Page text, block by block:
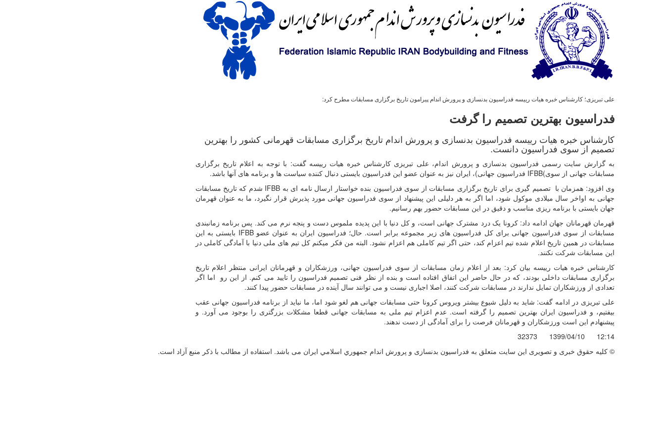
علی تبریزی؛ کارشناس خبره هیات رییسه فدراسیون بدنسازی و پرورش اندام پیرامون تاریخ برگزاری مسابقات مطرح کرد:
فدراسیون بهترین تصمیم را گرفت
کارشناس خبره هیات رییسه فدراسیون بدنسازی و پرورش اندام تاریخ برگزاری مسابقات قهرمانی کشور را بهترین
تصمیم از سوی فدراسیون دانست.
به گزارش سایت رسمی فدراسیون بدنسازی و پرورش اندام، علی تبریزی کارشناس خبره هیات رییسه گفت: با توجه به اعلام تاریخ برگزاری
مسابقات جهانی از سویIFBB( فدراسیون جهانی)، ایران نیز به عنوان عضو این فدراسیون بایستی دنبال کننده سیاست ها و برنامه های آنها باشد.
وی افزود: همزمان با تصمیم گیری برای تاریخ برگزاری مسابقات از سوی فدراسیون بنده خواستار ارسال نامه ای به IFBB شدم که تاریخ مسابقات
جهانی به اواخر سال میلادی موکول شود، اما اگر به هر دلیلی این پیشنهاد از سوی فدراسیون جهانی مورد پذیرش قرار نگیرد، ما به عنوان قهرمان
جهان بایستی با برنامه ریزی مناسب و دقیق در این مسابقات حضور بهم رسانیم.
قهرمان قهرمانان جهان ادامه داد: کرونا یک درد مشترک جهانی است، و کل دنیا با این پدیده ملموس دست و پنجه نرم می کند. پس برنامه زمانبندی
مسابقات از سوی فدراسیون جهانی برای کل فدراسیون های زیر مجموعه برابر است. حال؛ فدراسیون ایران به عنوان عضو IFBB بایستی به این
مسابقات در همین تاریخ اعلام شده تیم اعزام کند، حتی اگر تیم کاملی هم اعزام نشود. البته من فکر میکنم کل تیم های ملی دنیا با آمادگی کاملی در
این مسابقات شرکت نکنند.
کارشناس خبره هیات رییسه بیان کرد: بعد از اعلام زمان مسابقات از سوی فدراسیون جهانی، ورزشکاران و قهرمانان ایرانی منتظر اعلام تاریخ
برگزاری مسابقات داخلی بودند، که در حال حاضر این اتفاق افتاده است و بنده از نظر فنی تصمیم فدراسیون را تایید می کنم. از این رو اما اگر
تعدادی از ورزشکاران تمایل ندارند در مسابقات شرکت کنند، اصلا اجباری نیست و می توانند سال آینده در مسابقات حضور پیدا کنند.
علی تبریزی در ادامه گفت: شاید به دلیل شیوع بیشتر ویروس کرونا حتی مسابقات جهانی هم لغو شود اما، ما نباید از برنامه فدراسیون جهانی عقب
بیفتیم، و فدراسیون ایران بهترین تصمیم را گرفته است. عدم اعزام تیم ملی به مسابقات جهانی قطعا مشکلات بزرگتری را بوجود می آورد. و
پیشنهادم این است ورزشکاران و قهرمانان فرصت را برای آمادگی از دست ندهند.
12:14
1399/04/10
32373
© کليه حقوق خبری و تصويری اين سايت متعلق به فدراسيون بدنسازی و پرورش اندام جمهوري اسلامي ايران می باشد. استفاده از مطالب با ذكر منبع آزاد است.